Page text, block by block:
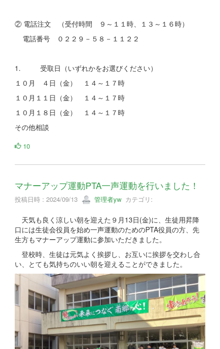
② 電話注文 （受付時間 ９～１１時、１３～１６時）
電話番号 ０２２９－５８－１１２２
1. 受取日（いずれかをお選びください）
１０月 ４日（金） １４～１７時
１０月１１日（金） １４～１７時
１０月１８日（金） １４～１７時
その他相談
10
マナーアップ運動PTA一声運動を行いました！
投稿日時 : 2024/09/13 管理者yw カテゴリ:
天気も良く涼しい朝を迎えた９月13日(金)に、生徒用昇降
口には生徒会役員を始め一声運動のためのPTA役員の方、先
生方もマナーアップ運動に参加いただきました。
登校時、生徒は元気よく挨拶し、お互いに挨拶を交わし合
い、とても気持ちのいい朝を迎えることができました。